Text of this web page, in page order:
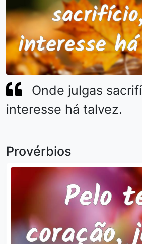
Onde julgas
interesse há talvez.
Provérbios